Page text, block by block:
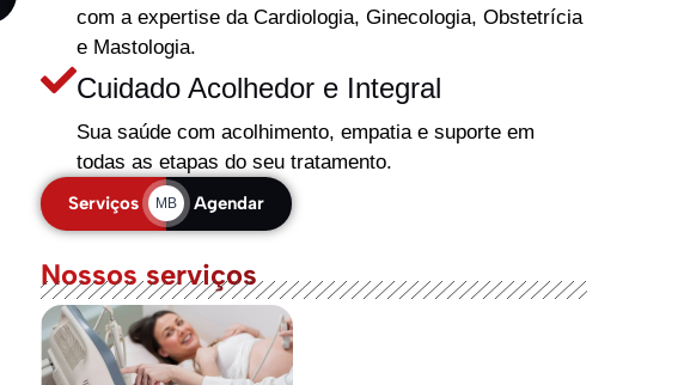
com a expertise da Cardiologia, Ginecologia, Obstetrícia
e Mastologia.
Cuidado Acolhedor e Integral
Sua saúde com acolhimento, empatia e suporte em
todas as etapas do seu tratamento.
Serviços MB Agendar
Nossos serviços